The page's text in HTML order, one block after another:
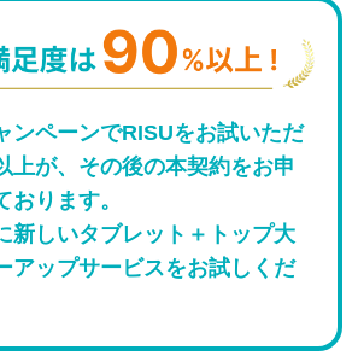
ンペーンでRISUをお試いただ
上が、その後の本契約をお申
ります。
新しいタブレット＋トップ大
アップサービスをお試しくだ